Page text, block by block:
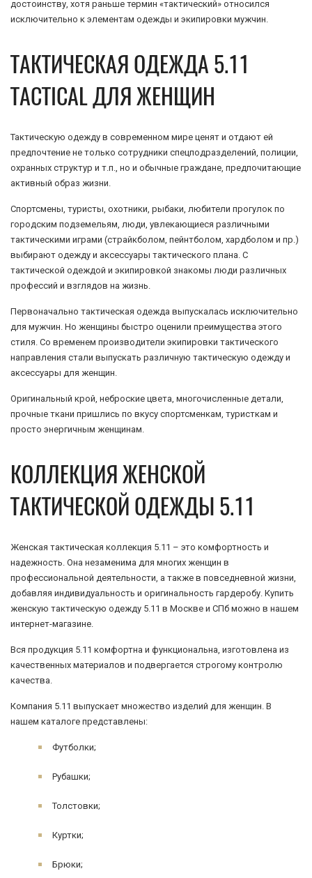
достоинству, хотя раньше термин «тактический» относился
исключительно к элементам одежды и экипировки мужчин.
ТАКТИЧЕСКАЯ ОДЕЖДА 5.11
TACTICAL ДЛЯ ЖЕНЩИН
Тактическую одежду в современном мире ценят и отдают ей
предпочтение не только сотрудники спецподразделений, полиции,
охранных структур и т.п., но и обычные граждане, предпочитающие
активный образ жизни.
Спортсмены, туристы, охотники, рыбаки, любители прогулок по
городским подземельям, люди, увлекающиеся различными
тактическими играми (страйкболом, пейнтболом, хардболом и пр.)
выбирают одежду и аксессуары тактического плана. С
тактической одеждой и экипировкой знакомы люди различных
профессий и взглядов на жизнь.
Первоначально тактическая одежда выпускалась исключительно
для мужчин. Но женщины быстро оценили преимущества этого
стиля. Со временем производители экипировки тактического
направления стали выпускать различную тактическую одежду и
аксессуары для женщин.
Оригинальный крой, неброские цвета, многочисленные детали,
прочные ткани пришлись по вкусу спортсменкам, туристкам и
просто энергичным женщинам.
КОЛЛЕКЦИЯ ЖЕНСКОЙ
ТАКТИЧЕСКОЙ ОДЕЖДЫ 5.11
Женская тактическая коллекция 5.11 – это комфортность и
надежность. Она незаменима для многих женщин в
профессиональной деятельности, а также в повседневной жизни,
добавляя индивидуальность и оригинальность гардеробу. Купить
женскую тактическую одежду 5.11 в Москве и СПб можно в нашем
интернет-магазине.
Вся продукция 5.11 комфортна и функциональна, изготовлена из
качественных материалов и подвергается строгому контролю
качества.
Компания 5.11 выпускает множество изделий для женщин. В
нашем каталоге представлены:
Футболки;
Рубашки;
Толстовки;
Куртки;
Брюки;